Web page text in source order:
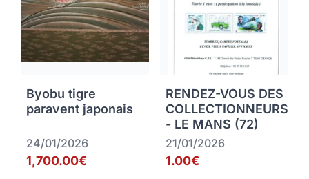
Byobu tigre
paravent japonais
24/01/2026
1,700.00€
RENDEZ-VOUS DES
COLLECTIONNEURS
- LE MANS (72)
21/01/2026
1.00€